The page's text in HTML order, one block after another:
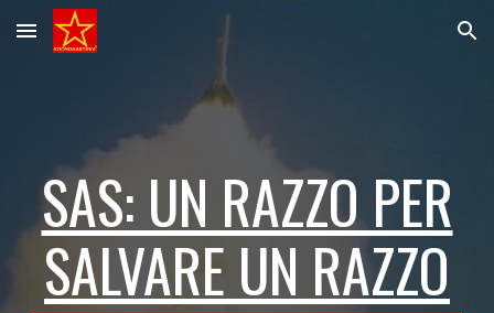
Skip to main content Skip to navigation
SAS: UN RAZZO PER
SALVARE UN RAZZO